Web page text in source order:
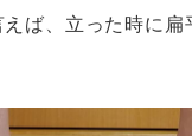
ば、立った時に扁